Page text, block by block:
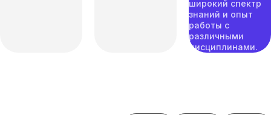
широкий спектр
знаний и опыт
работы с
различными
дисциплинами.